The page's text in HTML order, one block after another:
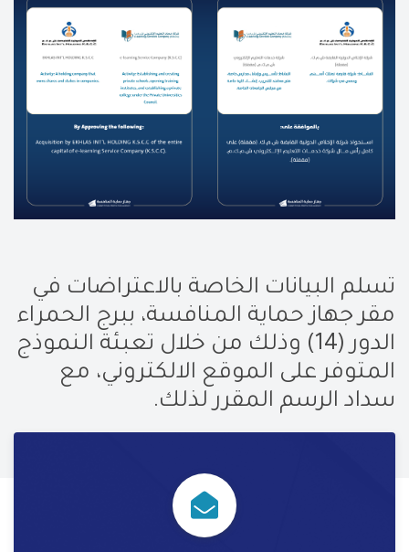
تسلم البيانات الخاصة بالاعتراضات في
مقر جهاز حماية المنافسة، ببرج الحمراء
الدور (14) وذلك من خلال تعبئة النموذج
المتوفر على الموقع الالكتروني، مع
سداد الرسم المقرر لذلك.